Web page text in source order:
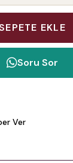
Soru Sor
Ver